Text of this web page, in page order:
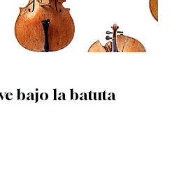
bajo la batuta